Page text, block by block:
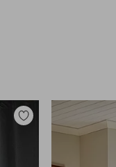
Zu
Favoriten